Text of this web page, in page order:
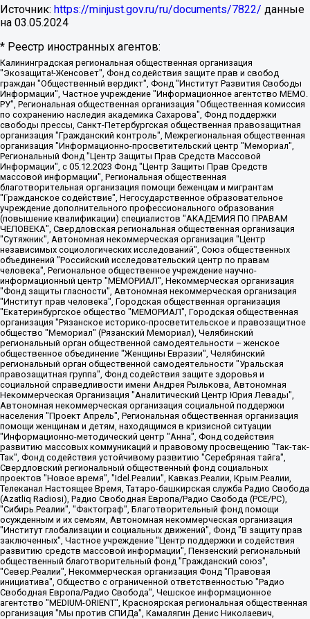
Источник: https://minjust.gov.ru/ru/documents/7822/ данные
на 03.05.2024
* Реестр иностранных агентов:
Калининградская региональная общественная организация "Экозащита!-Женсовет", Фонд содействия защите прав и свобод граждан "Общественный вердикт", Фонд "Институт Развития Свободы Информации", Частное учреждение "Информационное агентство МЕМО. РУ", Региональная общественная организация "Общественная комиссия по сохранению наследия академика Сахарова", Фонд поддержки свободы прессы, Санкт-Петербургская общественная правозащитная организация "Гражданский контроль", Межрегиональная общественная организация "Информационно-просветительский центр "Мемориал", Региональный Фонд "Центр Защиты Прав Средств Массовой Информации", с 05.12.2023 Фонд "Центр Защиты Прав Средств массовой информации", Региональная общественная благотворительная организация помощи беженцам и мигрантам "Гражданское содействие", Негосударственное образовательное учреждение дополнительного профессионального образования (повышение квалификации) специалистов "АКАДЕМИЯ ПО ПРАВАМ ЧЕЛОВЕКА", Свердловская региональная общественная организация "Сутяжник", Автономная некоммерческая организация "Центр независимых социологических исследований", Союз общественных объединений "Российский исследовательский центр по правам человека", Региональное общественное учреждение научно-информационный центр "МЕМОРИАЛ", Некоммерческая организация "Фонд защиты гласности", Автономная некоммерческая организация "Институт прав человека", Городская общественная организация "Екатеринбургское общество "МЕМОРИАЛ", Городская общественная организация "Рязанское историко-просветительское и правозащитное общество "Мемориал" (Рязанский Мемориал), Челябинский региональный орган общественной самодеятельности – женское общественное объединение "Женщины Евразии", Челябинский региональный орган общественной самодеятельности "Уральская правозащитная группа", Фонд содействия защите здоровья и социальной справедливости имени Андрея Рылькова, Автономная Некоммерческая Организация "Аналитический Центр Юрия Левады", Автономная некоммерческая организация социальной поддержки населения "Проект Апрель", Региональная общественная организация помощи женщинам и детям, находящимся в кризисной ситуации "Информационно-методический центр "Анна", Фонд содействия развитию массовых коммуникаций и правовому просвещению "Так-так-Так", Фонд содействия устойчивому развитию "Серебряная тайга", Свердловский региональный общественный фонд социальных проектов "Новое время", "Idel.Реалии", Кавказ.Реалии, Крым.Реалии, Телеканал Настоящее Время, Татаро-башкирская служба Радио Свобода (Azatliq Radiosi), Радио Свободная Европа/Радио Свобода (PCE/PC), "Сибирь.Реалии", "Фактограф", Благотворительный фонд помощи осужденным и их семьям, Автономная некоммерческая организация "Институт глобализации и социальных движений", Фонд "В защиту прав заключенных", Частное учреждение "Центр поддержки и содействия развитию средств массовой информации", Пензенский региональный общественный благотворительный фонд "Гражданский союз", "Север.Реалии", Некоммерческая организация Фонд "Правовая инициатива", Общество с ограниченной ответственностью "Радио Свободная Европа/Радио Свобода", Чешское информационное агентство "MEDIUM-ORIENT", Красноярская региональная общественная организация "Мы против СПИДа", Камалягин Денис Николаевич, Маркелов Сергей Евгеньевич, Пономарев Лев Александрович, Савицкая Людмила Алексеевна, Автономная некоммерческая организация "Центр по работе с проблемой насилия "НАСИЛИЮ.НЕТ", Межрегиональный профессиональный союз работников здравоохранения "Альянс врачей", Юридическое лицо, зарегистрированное в Латвийской Республике, SIA "Medusa Project" (регистрационный номер 40103797863, дата регистрации 10.06.2014), Некоммерческая организация "Фонд по борьбе с коррупцией", Автономная некоммерческая организация "Институт права и публичной политики", Баданин Роман Сергеевич, Гликин Максим Александрович, Железнова Мария Михайловна, Лукьянова Юлия Сергеевна, Маетная Елизавета Витальевна, Маняхин Петр Борисович, Чуракова Ольга Владимировна, Ярош Юлия Петровна, Юридическое лицо "The Insider SIA", зарегистрированное в Риге, Латвийская Республика (дата регистрации 26.06.2015), являющееся администратором доменного имени интернет-издания "The Insider SIA", https://theins.ru, Постернак Алексей Евгеньевич, Рубин Михаил Аркадьевич, Анин Роман Александрович, Юридическое лицо Istories fonds, зарегистрированное в Латвийской Республике (регистрационный номер 50008295751, дата регистрации 24.02.2020), Великовский Дмитрий Александрович, Долинина Ирина Николаевна, Мароховская Алеся Алексеевна, Шлейнов Роман Юрьевич, Шмагун Олеся Валентиновна, Общество с ограниченной ответственностью "Альтаир 2021", Общество с ограниченной ответственностью "Вега 2021", Общество с ограниченной ответственностью "Главный редактор 2021", Общество с ограниченной ответственностью "Ромашки монолит", Важенков Артем Валерьевич, Ивановская областная общественная организация "Центр гендерных исследований", Гурман Юрий Альбертович, Медиапроект "ОВД-Инфо", Егоров Владимир Владимирович, Жилинский Владимир Александрович, Общество с ограниченной ответственностью "ЗП", Иванова София Юрьевна, Карезина Инна Павловна, Кильтау Екатерина Викторовна, Петров Алексей Викторович, Пискунов Сергей Евгеньевич, Смирнов Сергей Сергеевич, Тихонов Михаил Сергеевич, Общество с ограниченной ответственностью "ЖУРНАЛИСТ-ИНОСТРАННЫЙ АГЕНТ", Арапова Галина Юрьевна, Вольтская Татьяна Анатольевна, Американская компания "Mason G.E.S. Anonymous Foundation" (США), являющаяся владельцем интернет-издания https://mnews.world/, Компания "Stichting Bellingcat", зарегистрированная в Нидерландах (дата регистрации 11.07.2018), Захаров Андрей Вячеславович, Клепиковская Екатерина Дмитриевна, Общество с ограниченной ответственностью "МЕМО", Перл Роман Александрович, Симонов Евгений Алексеевич, Соловьева Елена Анатольевна, Сотников Даниил Владимирович, Сурначева Елизавета Дмитриевна, Автономная некоммерческая организация по защите прав человека и информированию населения "Якутия – Наше Мнение", Общество с ограниченной ответственностью "Москоу диджитал медиа", с 26.01.2023 Общество с ограниченной ответственностью "Чайка Белые сады", Ветошкина Валерия Валерьевна, Заговора Максим Александрович, Межрегиональное общественное движение "Российская ЛГБТ - сеть", Оленичев Максим Владимирович, Павлов Иван Юрьевич, Скворцова Елена Сергеевна, Общество с ограниченной ответственностью "Как бы инагент", Кочетков Игорь Викторович, Общество с ограниченной ответственностью "Честные выборы", Еланчик Олег Александрович, Общество с ограниченной ответственностью "Нобелевский призыв", Гималова Регина Эмилевна, Григорьев Андрей Валерьевич, Григорьева Алина Александровна, Ассоциация по содействию защите прав призывников, альтернативнослужащих и военнослужащих "Правозащитная группа "Гражданин.Армия.Право", Хисамова Регина Фаритовна, Автономная некоммерческая организация по реализации социально-правовых программ "Лилит", Дальневосточное общественное движение "Маяк", Санкт-Петербургская ЛГБТ-инициативная группа "Выход", Инициативная группа ЛГБТ+ "Реверс", Алексеев Андрей Викторович, Бекбулатова Таисия Львовна, Беляев Иван Михайлович, Владыкина Елена Сергеевна, Гельман Марат Александрович, Никульшина Вероника Юрьевна, Толоконникова Надежда Андреевна, Шендерович Виктор Анатольевич, Общество с ограниченной ответственностью "Данное сообщение", Общество с ограниченной ответственностью Издательский дом "Новая глава", Айнбиндер Александра Александровна, Московский комьюнити-центр для ЛГБТ+инициатив, Благотворительный фонд развития филантропии, Deutsche Welle (Германия, Kurt-Schumacher-Strasse 3, 53113 Bonn), Борзунова Мария Михайловна, Воробьев Виктор Викторович, Голубева Анна Львовна, Константинова Алла Михайловна, Малкова Ирина Владимировна, Мурадов Мурад Абдулгалимович, Осетинская Елизавета Николаевна, Понасенков Евгений Николаевич, Ганапольский Матвей Юрьевич, Киселев Евгений Алексеевич, Борухович Ирина Григорьевна, Дремин Иван Тимофеевич, Дубровский Дмитрий Викторович, Красноярская региональная общественная организация поддержки и развития альтернативных образовательных технологий и межкультурных коммуникаций "ИНТЕРРА", Маяковская Екатерина Алексеевна, Фейгин Марк Захарович, Филимонов Андрей Викторович, Дзугкоева Регина Николаевна, Доброхотов Роман Александрович, Дудь Юрий Александрович, Елкин Сергей Владимирович, Кругликов Кирилл Игоревич, Сабунаева Мария Леонидовна, Семенов Алексей Владимирович, Шаинян Карен Багратович, Шульман Екатерина Михайловна, Асафьев Артур Валерьевич, Вахштайн Виктор Семенович, Венедиктов Алексей Алексеевич, Лушникова Екатерина Евгеньевна, Волков Леонид Михайлович, Невзоров Александр Глебович, Пархоменко Сергей Борисович, Сироткин Ярослав Николаевич, Кара-Мурза Владимир Владимирович, Баранова Наталья Владимировна, Гозман Леонид Яковлевич, Кагарлицкий Борис Юльевич, Климарев Михаил Валерьевич, Милов Владимир Станиславович, Автономная некоммерческая организация Краснодарский центр современного искусства "Типография", Моргенштерн Алишер Тагирович, Соболь Любовь Эдуардовна, Общество с ограниченной ответственностью "ЛИЗА НОРМ", Каспаров Гарри Кимович, Ходорковский Михаил Борисович, Общество с ограниченной ответственностью "Апрельские тезисы", Данилович Ирина Брониславовна, Кашин Олег Владимирович, Петров Николай Владимирович, Пивоваров Алексей Владимирович, Соколов Михаил Владимирович, Цветкова Юлия Владимировна, Чичваркин Евгений Александрович, Комитет против пыток/Команда против пыток, Общество с ограниченной ответственностью "Первый научный", Общество с ограниченной ответственностью "Вертолет и ко", Белоцерковская Вероника Борисовна, Кац Максим Евгеньевич, Лазарева Татьяна Юрьевна, Шаведдинов Руслан Табризович, Яшин Илья Валерьевич, Общество с ограниченной ответственностью "Иноагент ААВ", Алешковский Дмитрий Петрович, Альбац Евгения Марковна, Быков Дмитрий Львович, Галямина Юлия Евгеньевна, Лойко Сергей Леонидович, Мартынов Кирилл Константинович, Медведев Сергей Александрович, Крашенинников Федор Геннадиевич, Гордеева Катерина Вл